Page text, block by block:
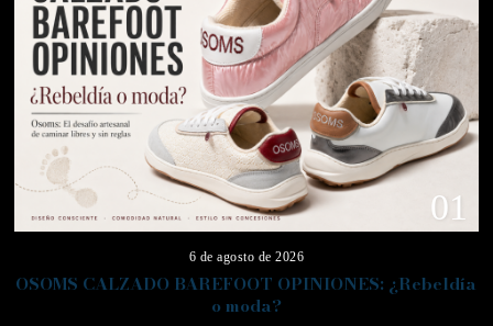
01
6 de agosto de 2026
OSOMS CALZADO BAREFOOT OPINIONES: ¿Rebeldía
o moda?